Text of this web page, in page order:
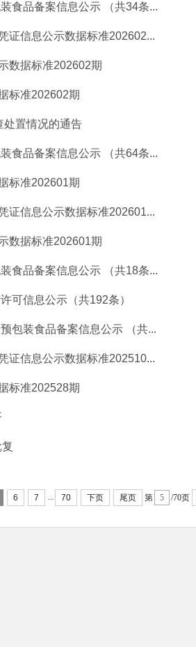
食品备案信息公示 （共34条...
证信息公示数据标准202602...
数据标准202602期
标准202602期
处置情况的通告
食品备案信息公示 （共64条...
标准202601期
证信息公示数据标准202601...
数据标准202601期
食品备案信息公示 （共18条...
可信息公示（共192条）
包装食品备案信息公示 （共...
证信息公示数据标准202510...
标准202528期
6 7 70 下页 尾页 第 /70页